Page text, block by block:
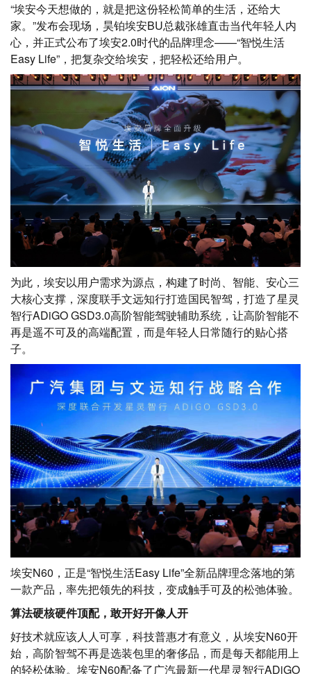
“埃安今天想做的，就是把这份轻松简单的生活，还给大
家。”发布会现场，昊铂埃安BU总裁张雄直击当代年轻人内
心，并正式公布了埃安2.0时代的品牌理念——“智悦生活
Easy Life”，把复杂交给埃安，把轻松还给用户。
为此，埃安以用户需求为源点，构建了时尚、智能、安心三
大核心支撑，深度联手文远知行打造国民智驾，打造了星灵
智行ADiGO GSD3.0高阶智能驾驶辅助系统，让高阶智能不
再是遥不可及的高端配置，而是年轻人日常随行的贴心搭
子。
埃安N60，正是“智悦生活Easy Life”全新品牌理念落地的第
一款产品，率先把领先的科技，变成触手可及的松弛体验。
算法硬核硬件顶配，敢开好开像人开
好技术就应该人人可享，科技普惠才有意义，从埃安N60开
始，高阶智驾不再是选装包里的奢侈品，而是每天都能用上
的轻松体验。埃安N60配备了广汽最新一代星灵智行ADiGO